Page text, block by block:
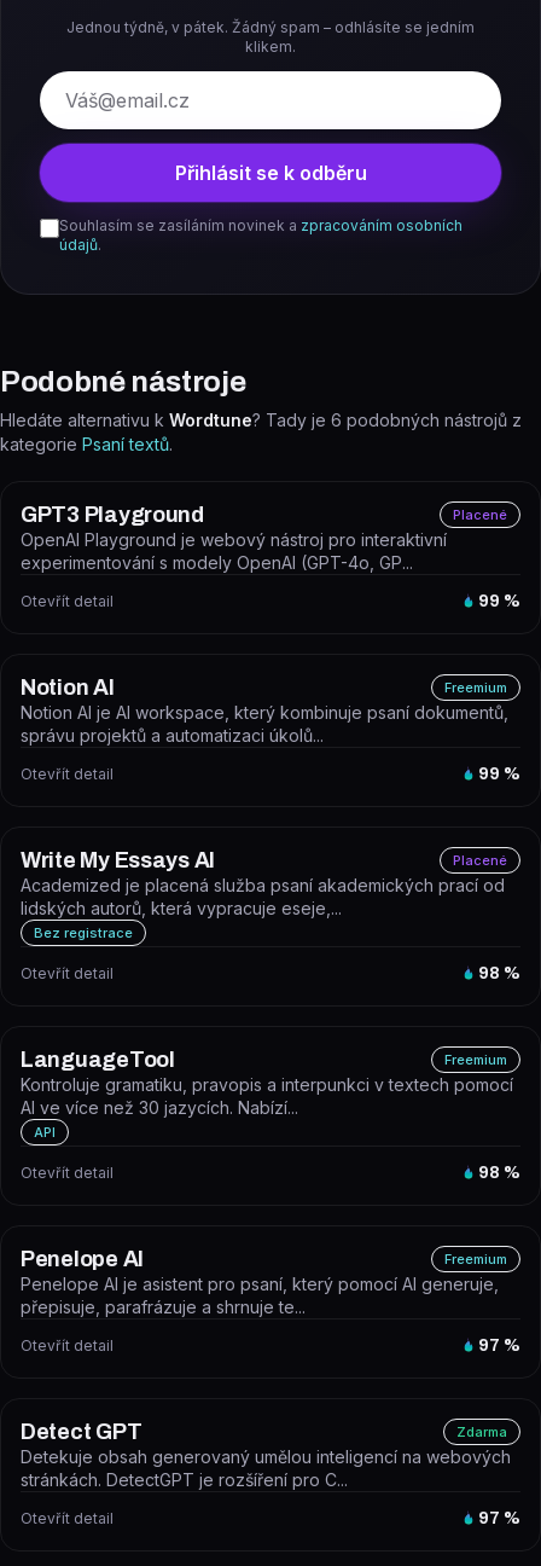
Jednou týdně, v pátek. Žádný spam – odhlásíte se jedním
klikem.
E-mail
Přihlásit se k odběru
Souhlasím se zasíláním novinek a zpracováním osobních
údajů.
Podobné nástroje
Hledáte alternativu k Wordtune? Tady je 6 podobných nástrojů z
kategorie Psaní textů.
GPT3 Playground Placené
OpenAI Playground je webový nástroj pro interaktivní
experimentování s modely OpenAI (GPT-4o, GP...
Otevřít detail 99 %
Notion AI Freemium
Notion AI je AI workspace, který kombinuje psaní dokumentů,
správu projektů a automatizaci úkolů...
Otevřít detail 99 %
Write My Essays AI Placené
Academized je placená služba psaní akademických prací od
lidských autorů, která vypracuje eseje,...
Bez registrace
Otevřít detail 98 %
LanguageTool Freemium
Kontroluje gramatiku, pravopis a interpunkci v textech pomocí
AI ve více než 30 jazycích. Nabízí...
API
Otevřít detail 98 %
Penelope AI Freemium
Penelope AI je asistent pro psaní, který pomocí AI generuje,
přepisuje, parafrázuje a shrnuje te...
Otevřít detail 97 %
Detect GPT Zdarma
Detekuje obsah generovaný umělou inteligencí na webových
stránkách. DetectGPT je rozšíření pro C...
Otevřít detail 97 %